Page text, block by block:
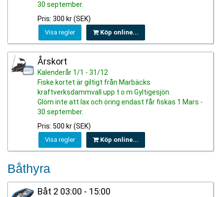
30 september.
Pris: 300 kr (SEK)
Visa regler Köp online...
Årskort
Kalenderår 1/1 - 31/12
Fiske kortet är giltigt från Marbäcks
kraftverksdammvall upp t o m Gyltigesjön.
Glöm inte att lax och öring endast får fiskas 1 Mars -
30 september.
Pris: 500 kr (SEK)
Visa regler Köp online...
Båthyra
Båt 2 03:00 - 15:00